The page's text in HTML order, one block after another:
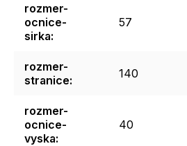
rozmer-
ocnice-
sirka:
57
rozmer-
stranice: 140
rozmer-
ocnice-
vyska:
40